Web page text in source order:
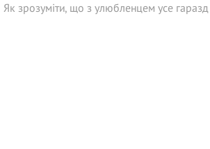
Як зрозуміти, що з улюбленцем усе гаразд